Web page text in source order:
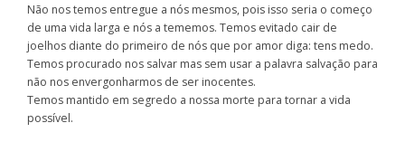
Não nos temos entregue a nós mesmos, pois isso seria o começo
de uma vida larga e nós a tememos. Temos evitado cair de
joelhos diante do primeiro de nós que por amor diga: tens medo.
Temos procurado nos salvar mas sem usar a palavra salvação para
não nos envergonharmos de ser inocentes.
Temos mantido em segredo a nossa morte para tornar a vida
possível.